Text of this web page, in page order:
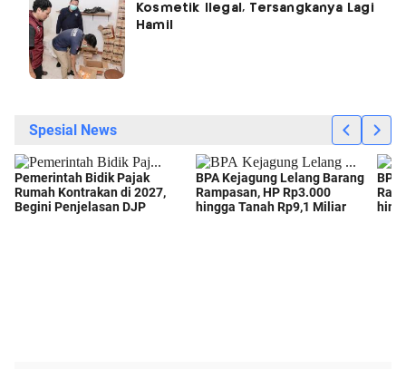
Kosmetik Ilegal, Tersangkanya Lagi
Hamil